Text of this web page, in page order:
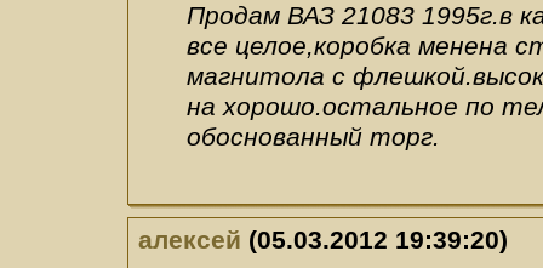
Продам ВАЗ 21083 1995г.в
все целое,коробка менена
магнитола с
на хорошо.остальное по
обоснованный торг.
алексей (05.03.2012 19:39:20)